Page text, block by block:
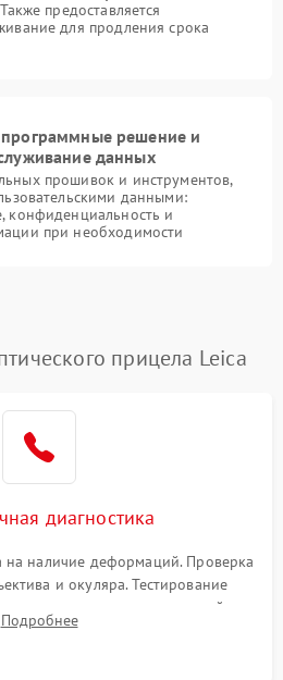
предоставляется
для продления срока
решение и
данных
прошивок и инструментов,
данными:
конфиденциальность и
при необходимости
прицела Leica
диагностика
наличие деформаций. Проверка
и окуляра. Тестирование
поправок, кольца отстройки
сколов, внутренних
Подробнее